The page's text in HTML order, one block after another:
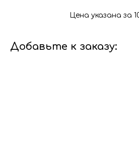
Цена указана за
Добавьте к заказу: